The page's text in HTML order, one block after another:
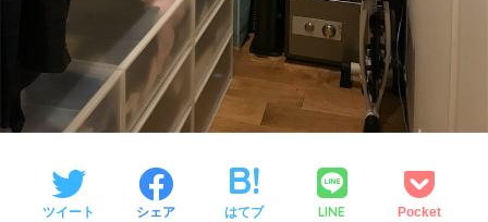
ツイート シェア はてブ LINE Pocket